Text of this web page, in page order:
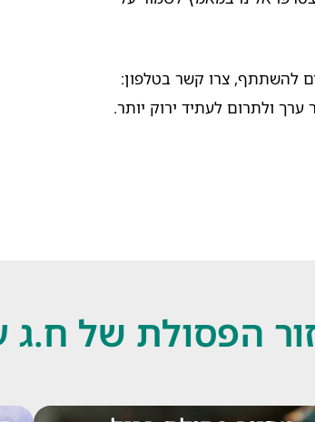
להשתתף, צרו קשר בטלפון:
הפסולת של ח.ג